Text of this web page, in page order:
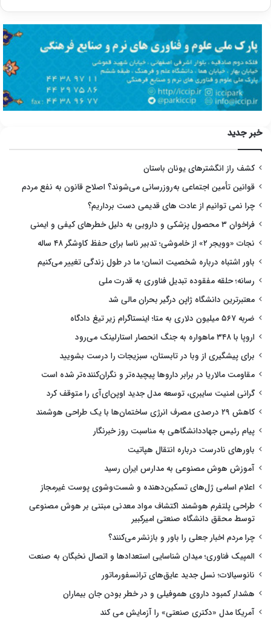
خبر جدید
کشف راز انگشترهای یونان باستان
قوانین تأمین اجتماعی به‌روزرسانی می‌شوند؟ اصلاح قانون به نفع مردم
چرا نمی توانیم از عادت های قدیمی دست برداریم؟
فراخوان ۳ محصول پزشکی و دارویی به دلیل خطرهای کیفی و ایمنی
نجات «وویجر ۲» از خاموشی؛ تدبیر ناسا برای حفظ کاوشگر ۴۸ ساله
باور اشتباه درباره شخصیت انسان؛ ما در طول زندگی تغییر می‌کنیم
رسانه؛ حلقه مفقوده تبدیل فناوری به قدرت ملی
معتبرترین دانشگاه ژاپن درگیر بحران مالی شد
ضربه ۵۶۷ میلیون دلاری به متا؛ اینستاگرام زیر تیغ دادگاه
اروپا با ۳۴۸ ماهواره به جنگ انحصار استارلینک می‌رود
برای پیشگیری از وبا در تابستان، سبزیجات را درست بشویید
مقاومت مالاریا در برابر داروها پیچیده‌تر و نگران‌کننده‌تر شده است
گرانی امنیت سایبری، توسعه مدل جدید اوپن‌ای‌آی را متوقف کرد
کاهش ۲۹ درصدی مصرف انرژی ساختمان‌ها با یک طراحی هوشمند
پیام رئیس جهاددانشگاهی به مناسبت روز خبرنگار
باورهای نادرست درباره انتقال هپاتیت
آموزش هوش مصنوعی به مدارس ایران رسید
اعلام اسامی ژل‌های تسکین‌دهنده و شست‌وشوی پوست غیرمجاز
طراحی پلتفرم هوشمند اکتشاف مواد معدنی مبتنی بر هوش مصنوعی
توسط محقق دانشگاه صنعتی امیرکبیر
چرا مردم اخبار جعلی را باور و بازنشر می‌کنند؟
المپیک فناوری؛ میدان شناسایی استعدادها و اتصال نخبگان به صنعت
نانوسیالات؛ نسل جدید عایق‌های ترانسفورماتور
هشدار کمبود داروی هموفیلی و در خطر بودن جان بیماران
آمریکا مدل «دکتری صنعتی» را آزمایش می کند